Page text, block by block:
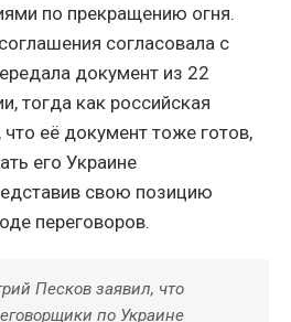
по прекращению огня.
согласовала с
документ из 22
тогда как российская
её документ тоже готов,
его Украине
свою позицию
переговоров.
Песков заявил, что
по Украине